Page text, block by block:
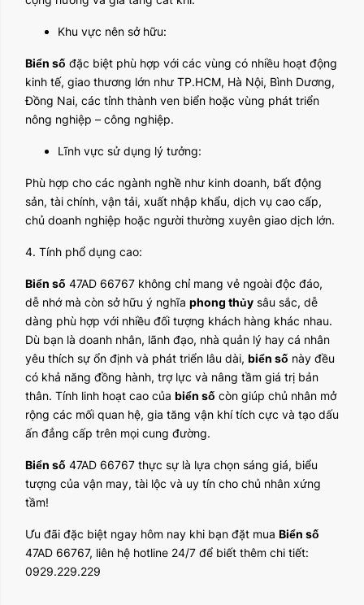
Khu vực nên sở hữu:
Biển số đặc biệt phù hợp với các vùng có nhiều hoạt động
kinh tế, giao thương lớn như TP.HCM, Hà Nội, Bình Dương,
Đồng Nai, các tỉnh thành ven biển hoặc vùng phát triển
nông nghiệp – công nghiệp.
Lĩnh vực sử dụng lý tưởng:
Phù hợp cho các ngành nghề như kinh doanh, bất động
sản, tài chính, vận tải, xuất nhập khẩu, dịch vụ cao cấp,
chủ doanh nghiệp hoặc người thường xuyên giao dịch lớn.
4. Tính phổ dụng cao:
Biển số 47AD 66767 không chỉ mang vẻ ngoài độc đáo,
dễ nhớ mà còn sở hữu ý nghĩa phong thủy sâu sắc, dễ
dàng phù hợp với nhiều đối tượng khách hàng khác nhau.
Dù bạn là doanh nhân, lãnh đạo, nhà quản lý hay cá nhân
yêu thích sự ổn định và phát triển lâu dài, biển số này đều
có khả năng đồng hành, trợ lực và nâng tầm giá trị bản
thân. Tính linh hoạt cao của biển số còn giúp chủ nhân mở
rộng các mối quan hệ, gia tăng vận khí tích cực và tạo dấu
ấn đẳng cấp trên mọi cung đường.
Biển số 47AD 66767 thực sự là lựa chọn sáng giá, biểu
tượng của vận may, tài lộc và uy tín cho chủ nhân xứng
tầm!
Ưu đãi đặc biệt ngay hôm nay khi bạn đặt mua Biển số
47AD 66767, liên hệ hotline 24/7 để biết thêm chi tiết:
0929.229.229